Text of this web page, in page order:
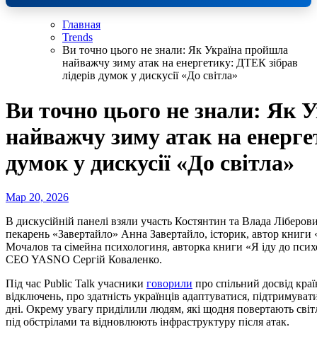
Главная
Trends
Ви точно цього не знали: Як Україна пройшла
найважчу зиму атак на енергетику: ДТЕК зібрав
лідерів думок у дискусії «До світла»
Ви точно цього не знали: Як
найважчу зиму атак на
думок у дискусії «До світла»
Мар 20, 2026
В дискусійній панелі взяли участь Костянтин та Влада Ліберови, співзасновниця мереж кондитерських Honey та
пекарень «Завертайло» Анна Завертайло, історик, автор
Мочалов та сімейна психологиня, авторка книги «Я іду до
CEO YASNO Сергій Коваленко.
Під час Public Talk учасники говорили про спільний досвід
відключень, про здатність українців адаптуватися,
дні. Окрему увагу приділили людям, які щодня повертають
під обстрілами та відновлюють інфраструктуру після атак.